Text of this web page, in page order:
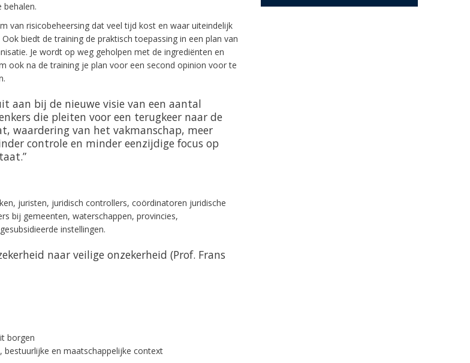
behalen.
van risicobeheersing dat veel tijd kost en waar uiteindelijk
biedt de training de praktisch toepassing in een plan van
Je wordt op weg geholpen met de ingrediënten en
ook na de training je plan voor een second opinion voor te
aan bij de nieuwe visie van een aantal
die pleiten voor een terugkeer naar de
waardering van het vakmanschap, meer
controle en minder eenzijdige focus op
juristen, juridisch controllers, coördinatoren juridische
bij gemeenten, waterschappen, provincies,
instellingen.
naar veilige onzekerheid (Prof. Frans
borgen
bestuurlijke en maatschappelijke context